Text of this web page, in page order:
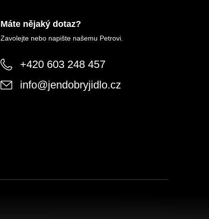
Máte nějaký dotaz?
Zavolejte nebo napište našemu Petrovi.
+420 603 248 457
info@jendobryjidlo.cz